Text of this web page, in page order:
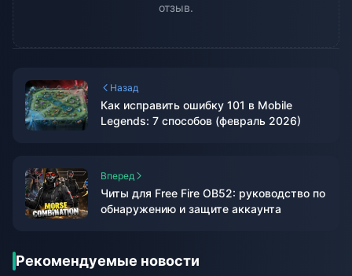
отзыв.
Назад
Как исправить ошибку 101 в Mobile
Legends: 7 способов (февраль 2026)
Вперед
Читы для Free Fire OB52: руководство по
обнаружению и защите аккаунта
Рекомендуемые новости